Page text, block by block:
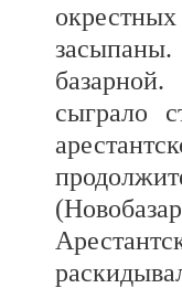
сыграло